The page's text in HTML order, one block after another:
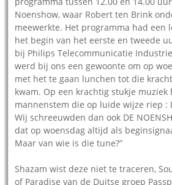
Noenshow, waar Robert ten Brink
meewerkte. Het programma had een
het begin van het eerste en tweede
bij Philips Telecommunicatie
werd bij ons een gewoonte om op
met het te gaan lunchen tot die
kwam. Op een krachtig stukje muziek
mannenstem die op luide wijze riep :
Wij schreeuwden dan ook DE
dat op woensdag altijd als
Maar van wie is die tune?”
Shazam wist deze niet te traceren,
of Paradise van de Duitse groep